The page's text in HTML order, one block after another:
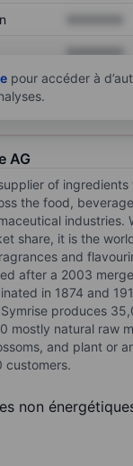
XXXXXXX
pour accéder à
AG
of
the food,
industries.
share, it is the
and
after a 2003
in 1874 and
produces
mostly natural raw
and plant or
customers.
non